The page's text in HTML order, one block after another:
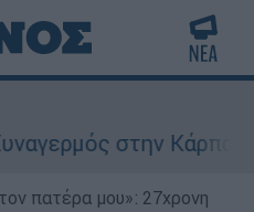
στην Κάρπαθο:
πατέρα μου»: 27χρονη